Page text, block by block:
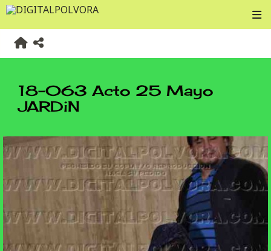
18-063 Acto 25 Mayo
JARDiN